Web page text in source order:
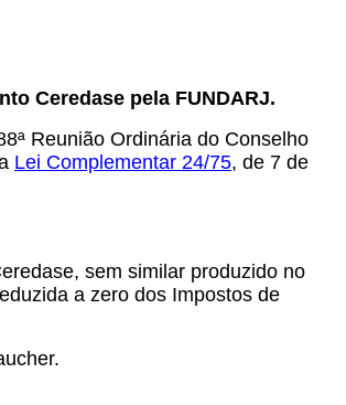
Ceredase pela FUNDARJ.
Reunião Ordinária do Conselho
Lei Complementar 24/75, de 7 de
sem similar produzido no
a zero dos Impostos de